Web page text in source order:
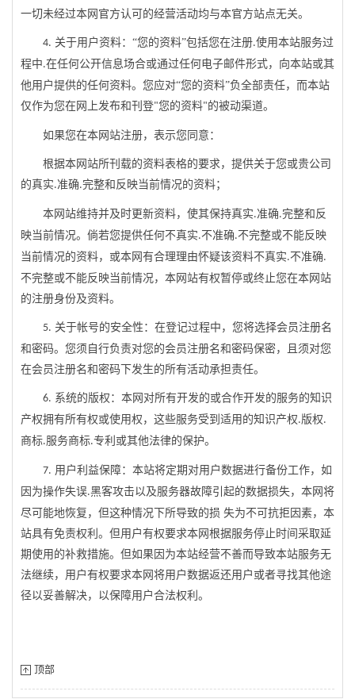
一切未经过本网官方认可的经营活动均与本官方站点无关。
4. 关于用户资料： “您的资料”包括您在注册.使用本站服务过
程中.在任何公开信息场合或通过任何电子邮件形式，向本站或其
他用户提供的任何资料。您应对“您的资料”负全部责任，而本站
仅作为您在网上发布和刊登"您的资料"的被动渠道。
如果您在本网站注册，表示您同意：
根据本网站所刊载的资料表格的要求，提供关于您或贵公司
的真实.准确.完整和反映当前情况的资料；
本网站维持并及时更新资料，使其保持真实.准确.完整和反
映当前情况。倘若您提供任何不真实.不准确.不完整或不能反映
当前情况的资料，或本网有合理理由怀疑该资料不真实.不准确.
不完整或不能反映当前情况，本网站有权暂停或终止您在本网站
的注册身份及资料。
5. 关于帐号的安全性：在登记过程中，您将选择会员注册名
和密码。您须自行负责对您的会员注册名和密码保密，且须对您
在会员注册名和密码下发生的所有活动承担责任。
6. 系统的版权：本网对所有开发的或合作开发的服务的知识
产权拥有所有权或使用权，这些服务受到适用的知识产权.版权.
商标.服务商标.专利或其他法律的保护。
7. 用户利益保障：本站将定期对用户数据进行备份工作，如
因为操作失误.黑客攻击以及服务器故障引起的数据损失，本网将
尽可能地恢复，但这种情况下所导致的损 失为不可抗拒因素，本
站具有免责权利。但用户有权要求本网根据服务停止时间采取延
期使用的补救措施。但如果因为本站经营不善而导致本站服务无
法继续，用户有权要求本网将用户数据返还用户或者寻找其他途
径以妥善解决，以保障用户合法权利。
顶部